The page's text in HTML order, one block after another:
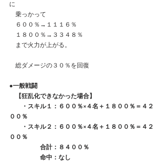
に
乗っかって
６００％→１１１６％
１８００％→３３４８％
まで火力が上がる。
総ダメージの３０％を回復
●一般戦闘
【狂乱化できなかった場合】
・スキル１：６００％×４名＋１８００％＝４２
００％
・スキル２：６００％×４名＋１８００％＝４２
００％
合計：８４００％
命中：なし